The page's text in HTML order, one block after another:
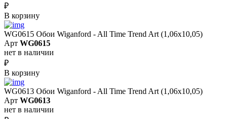
₽
В корзину
WG0615 Обои Wiganford - All Time Trend Art (1,06х10,05)
Арт WG0615
нет в наличии
₽
В корзину
WG0613 Обои Wiganford - All Time Trend Art (1,06х10,05)
Арт WG0613
нет в наличии